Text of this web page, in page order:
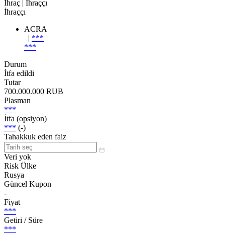
İhraç
| İhraççı
İhraççı
ACRA
| ***
***
Durum
İtfa edildi
Tutar
700.000.000 RUB
Plasman
***
İtfa (opsiyon)
*** (-)
Tahakkuk eden faiz
Veri yok
Risk Ülke
Rusya
Güncel Kupon
-
Fiyat
***
Getiri / Süre
***